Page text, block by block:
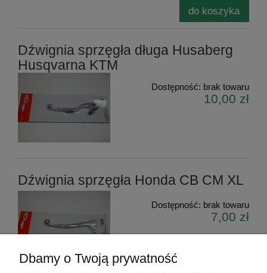
do koszyka
Dźwignia sprzęgła długa Husaberg
Husqvarna KTM
Dostępność: brak towaru
10,00 zł
Dźwignia sprzęgła Honda CB CM XL
Dostępność: brak towaru
7,00 zł
Dbamy o Twoją prywatność